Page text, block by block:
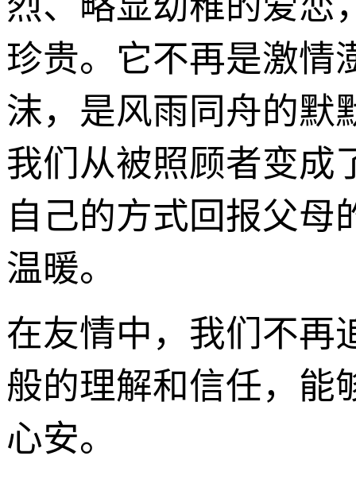
珍贵。它不再是激情
沫，是风雨同舟的默
我们从被照顾者变成
自己的方式回报父母
温暖。
在友情中，我们不再
般的理解和信任，能
心安。